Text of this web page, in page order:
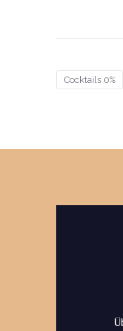
Cocktails 0%